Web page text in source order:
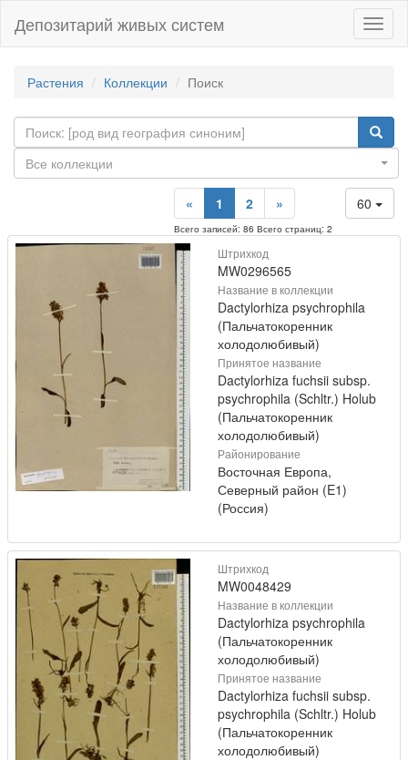
Депозитарий живых систем
Растения Коллекции Поиск
Все коллекции
60
« 1 2 »
Всего записей: 86 Всего страниц: 2
Штрихкод
MW0296565
Название в коллекции
Dactylorhiza psychrophila
(Пальчатокоренник
холодолюбивый)
Принятое название
Dactylorhiza fuchsii subsp.
psychrophila (Schltr.) Holub
(Пальчатокоренник
холодолюбивый)
Районирование
Восточная Европа,
Северный район (E1)
(Россия)
Штрихкод
MW0048429
Название в коллекции
Dactylorhiza psychrophila
(Пальчатокоренник
холодолюбивый)
Принятое название
Dactylorhiza fuchsii subsp.
psychrophila (Schltr.) Holub
(Пальчатокоренник
холодолюбивый)